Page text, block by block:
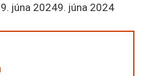
9. júna 20249. júna 2024